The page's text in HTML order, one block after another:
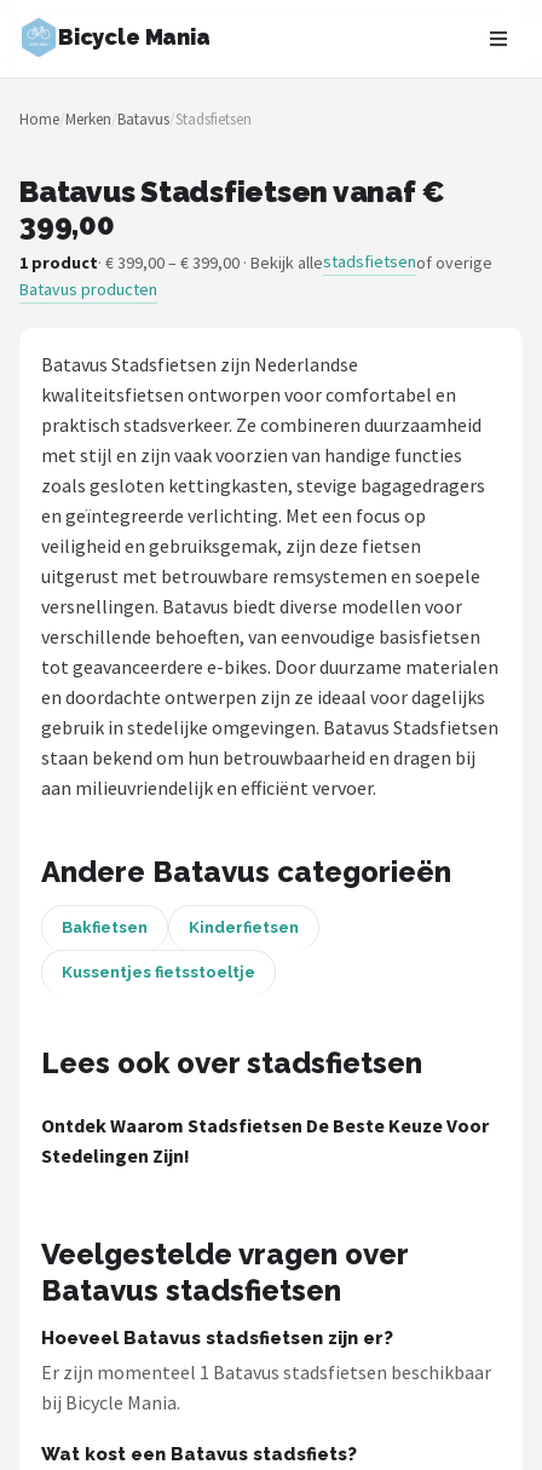
Bicycle Mania
Zoeken
NAVIGATIE
Merken
Blog
Kinderfietsen
Stadsfietsen
Elektrische fietsen
Mountainbikes
Shop
Basil
Volare
ABUS
AXA
New Looxs
Voltano
Cortina
Alle merken →
Home/Merken/Batavus/Stadsfietsen
Batavus Stadsfietsen vanaf €
399,00
1 product· € 399,00 – € 399,00 · Bekijk allestadsfietsenof overige
Batavus producten
Batavus Stadsfietsen zijn Nederlandse
kwaliteitsfietsen ontworpen voor comfortabel en
praktisch stadsverkeer. Ze combineren duurzaamheid
met stijl en zijn vaak voorzien van handige functies
zoals gesloten kettingkasten, stevige bagagedragers
en geïntegreerde verlichting. Met een focus op
veiligheid en gebruiksgemak, zijn deze fietsen
uitgerust met betrouwbare remsystemen en soepele
versnellingen. Batavus biedt diverse modellen voor
verschillende behoeften, van eenvoudige basisfietsen
tot geavanceerdere e-bikes. Door duurzame materialen
en doordachte ontwerpen zijn ze ideaal voor dagelijks
gebruik in stedelijke omgevingen. Batavus Stadsfietsen
staan bekend om hun betrouwbaarheid en dragen bij
aan milieuvriendelijk en efficiënt vervoer.
Andere Batavus categorieën
Bakfietsen Kinderfietsen
Kussentjes fietsstoeltje
Lees ook over stadsfietsen
Ontdek Waarom Stadsfietsen De Beste Keuze Voor
Stedelingen Zijn!
Veelgestelde vragen over
Batavus stadsfietsen
Hoeveel Batavus stadsfietsen zijn er?
Er zijn momenteel 1 Batavus stadsfietsen beschikbaar
bij Bicycle Mania.
Wat kost een Batavus stadsfiets?